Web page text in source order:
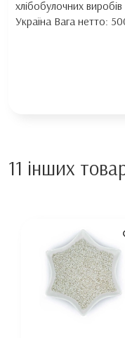
хлібобулочних
Україна Вага нетто:
11 інших